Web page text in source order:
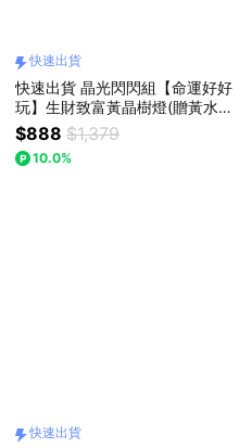
快速出貨
快速出貨 晶光閃閃組【命運好好
玩】生財致富黃晶樹燈(贈黃水晶
精萃•檀木金箔沐浴乳)(line禮物
獨家)(收禮者可任選3款擇一)
$888 $1,379
10.0%
快速出貨